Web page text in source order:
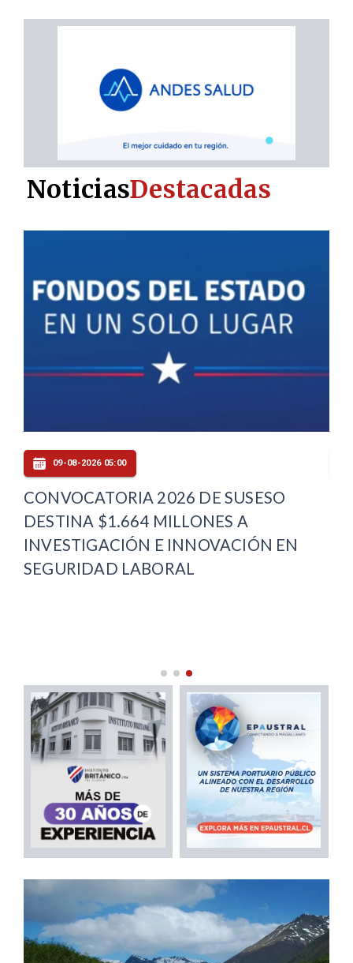
09-08-2026 05:00
CONVOCATORIA 2026 DE SUSESO
DESTINA $1.664 MILLONES A
INVESTIGACIÓN E INNOVACIÓN EN
SEGURIDAD LABORAL
NoticiasDestacadas